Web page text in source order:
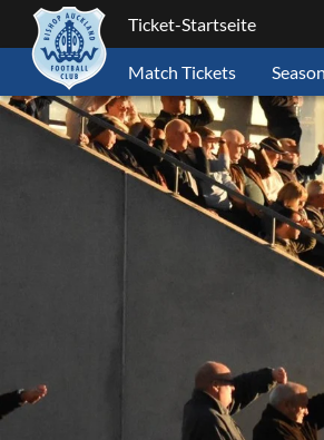
Ticket-Startseite
Match Tickets